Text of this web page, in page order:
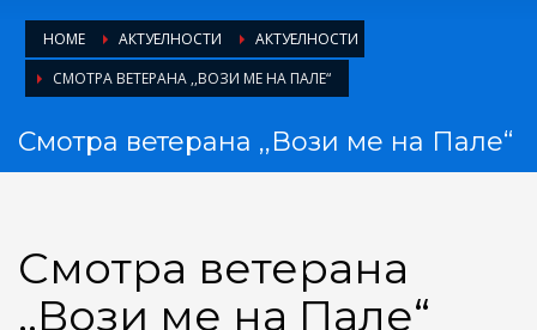
HOME АКТУЕЛНОСТИ
АКТУЕЛНОСТИ
СМОТРА ВЕТЕРАНА ,,ВОЗИ МЕ НА ПАЛЕ“
Смотра ветерана ,,Вози ме на Пале“
Смотра ветерана
,,Вози ме на Пале“